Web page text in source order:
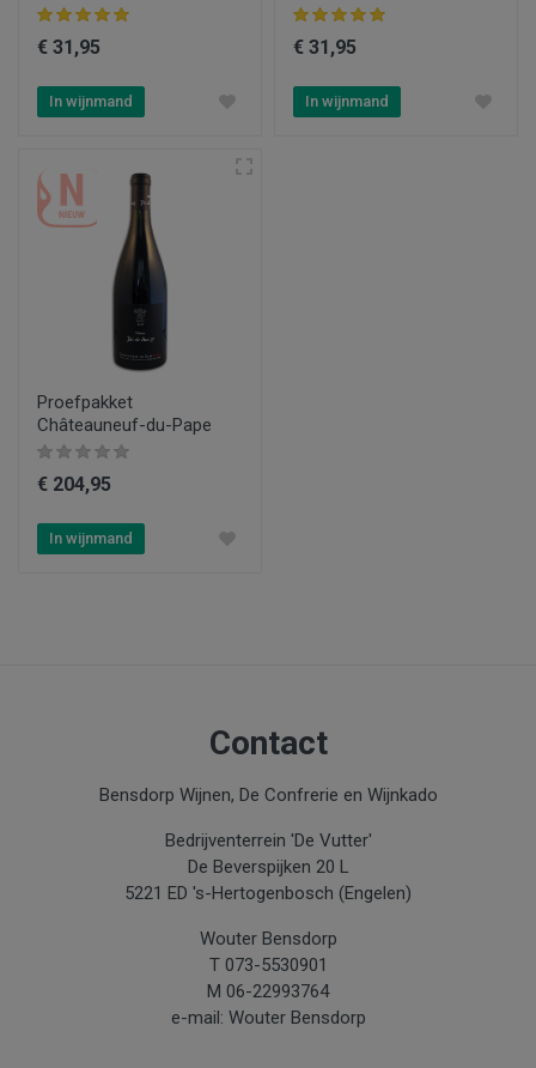
€ 31,95
In wijnmand
€ 31,95
In wijnmand
Proefpakket
Châteauneuf-du-Pape
€ 204,95
In wijnmand
Contact
Bensdorp Wijnen, De Confrerie en Wijnkado
Bedrijventerrein 'De Vutter'
De Beverspijken 20 L
5221 ED 's-Hertogenbosch (Engelen)
Wouter Bensdorp
T 073-5530901
M 06-22993764
e-mail: Wouter Bensdorp